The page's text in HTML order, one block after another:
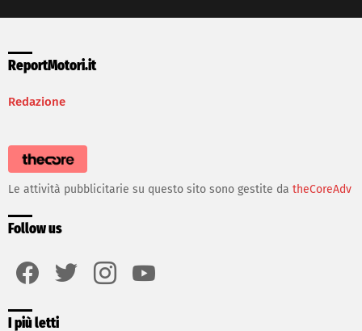
ReportMotori.it
Redazione
Le attività pubblicitarie su questo sito sono gestite da theCoreAdv
Follow us
I più letti